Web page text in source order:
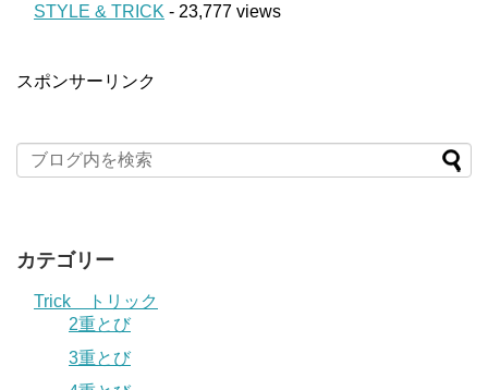
STYLE & TRICK - 23,777 views
スポンサーリンク
カテゴリー
Trick トリック
2重とび
3重とび